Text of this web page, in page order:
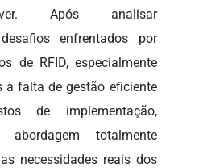
Após analisar
enfrentados por
de RFID, especialmente
à falta de gestão eficiente
de implementação,
abordagem totalmente
necessidades reais dos